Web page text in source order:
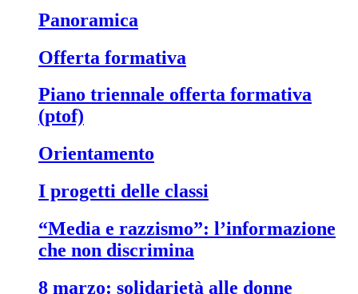
panoramica
offerta formativa
piano triennale offerta formativa
(ptof)
orientamento
i progetti delle classi
“media e razzismo”: l’informazione
che non discrimina
8 marzo: solidarietà alle donne